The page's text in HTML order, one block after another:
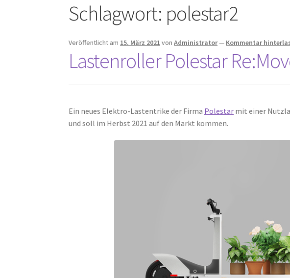
Schlagwort: polestar2
Veröffentlicht am 15. März 2021 vonAdministrator— Kommentar
Lastenroller Polestar
Ein neues Elektro-Lastentrike der Firma Polestar mit einer
und soll im Herbst 2021 auf den Markt kommen.